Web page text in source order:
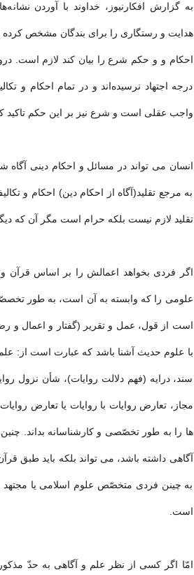
به گزارش افکارنیوز، خداوند با آوردن
هدایت و رستگاری را برای بندگان مشخص کرده
احکام و و حکم شرع را بیان کند لازم است.
درجه اجتهاد نرسیده‌اند و در تمام احکام و
واجب عقلی است و شرع نیز بر این حکم تاکید
انسان می تواند در مسائل و احکام دینی
به مرجع تقلید(آگاه از احکام دین) احکام و
تقلید لازم نیست بلکه حرام است مگر آن که
اگر فردی بخواهد اعمالش را بر اساس قرآن
علومی را که وابسته به آن است،‌ به طور
است از قول،‌ عمل و تقریر (گفتار و اعمال و
با علوم حدیث آشنا باشد که عبارت است از:
سند، درایه (فهم دلالت روایات)، شأن نزول
مجاز، تعارض روایات با روایات یا تعارض
ها را به طور تخصّصی و کارشناسانه بداند.
آگاهی داشته باشد، می تواند بلکه باید طبق
به چینن فردی متخصّص علوم اسلامی یا مجتهد
است.
امّا اگر کسی از نظر علم و آگاهی به حدّ